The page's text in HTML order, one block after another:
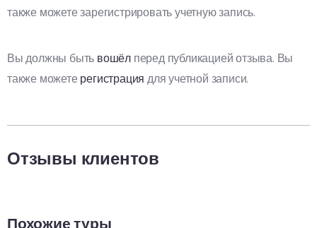
также можете зарегистрировать учетную запись.
Вы должны быть вошёл перед публикацией отзыва. Вы
также можете регистрация для учетной записи.
Отзывы клиентов
Похожие туры